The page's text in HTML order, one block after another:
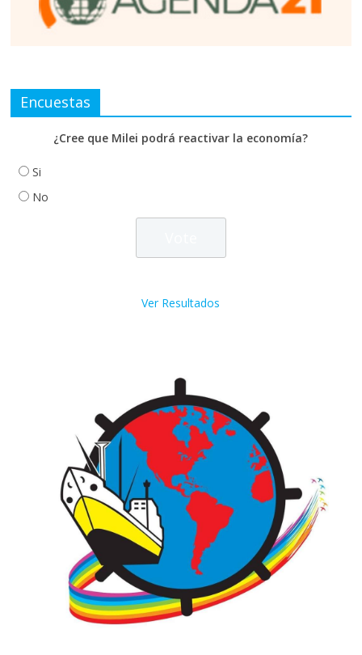
Encuestas
¿Cree que Milei podrá reactivar la economía?
Si
No
Ver Resultados